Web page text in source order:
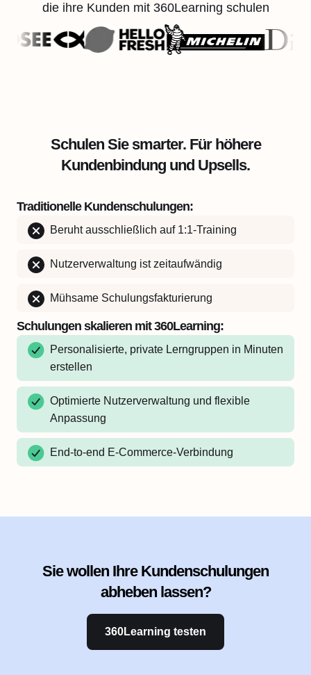
die ihre Kunden mit 360Learning schulen
Schulen Sie smarter. Für höhere
Kundenbindung und Upsells.
Traditionelle Kundenschulungen:
Beruht ausschließlich auf 1:1-Training
Nutzerverwaltung ist zeitaufwändig
Mühsame Schulungsfakturierung
Schulungen skalieren mit 360Learning:
Personalisierte, private Lerngruppen in Minuten
erstellen
Optimierte Nutzerverwaltung und flexible
Anpassung
End-to-end E-Commerce-Verbindung
Sie wollen Ihre Kundenschulungen
abheben lassen?
360Learning testen